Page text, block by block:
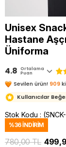
Unisex
Hastane
Üniforma
4.8 Ortalama
Puan
Sevilen ürün! 909
Kullanıcılar
Stok Kodu
%36İNDIRIM
780,00 TL